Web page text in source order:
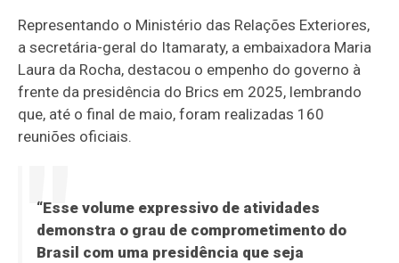
Representando o Ministério das Relações Exteriores,
a secretária-geral do Itamaraty, a embaixadora Maria
Laura da Rocha, destacou o empenho do governo à
frente da presidência do Brics em 2025, lembrando
que, até o final de maio, foram realizadas 160
reuniões oficiais.
“Esse volume expressivo de atividades
demonstra o grau de comprometimento do
Brasil com uma presidência que seja